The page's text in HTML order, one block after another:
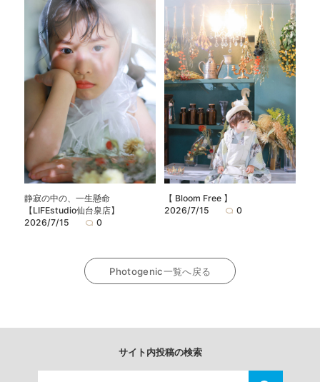
静寂の中の、一生懸命
【LIFEstudio仙台泉店】
2026/7/15
0
【 Bloom Free 】
2026/7/15
0
Photogenic一覧へ戻る
サイト内投稿の検索